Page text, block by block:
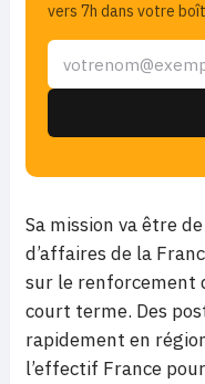
vers 7h dans votre
Sa mission va être
d’affaires de la
sur le renforcement
court terme. Des
rapidement en
l’effectif France